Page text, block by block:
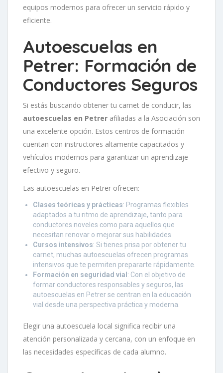
equipos modernos para ofrecer un servicio rápido y
eficiente.
Autoescuelas en
Petrer: Formación de
Conductores Seguros
Si estás buscando obtener tu carnet de conducir, las
autoescuelas en Petrer afiliadas a la Asociación son
una excelente opción. Estos centros de formación
cuentan con instructores altamente capacitados y
vehículos modernos para garantizar un aprendizaje
efectivo y seguro.
Las autoescuelas en Petrer ofrecen:
Clases teóricas y prácticas: Programas flexibles
adaptados a tu ritmo de aprendizaje, tanto para
conductores noveles como para aquellos que
necesitan renovar o mejorar sus habilidades.
Cursos intensivos: Si tienes prisa por obtener tu
carnet, muchas autoescuelas ofrecen programas
intensivos que te permiten prepararte rápidamente.
Formación en seguridad vial : Con el objetivo de
formar conductores responsables y seguros, las
autoescuelas en Petrer se centran en la educación
vial desde una perspectiva práctica y moderna.
Elegir una autoescuela local significa recibir una
atención personalizada y cercana, con un enfoque en
las necesidades específicas de cada alumno.